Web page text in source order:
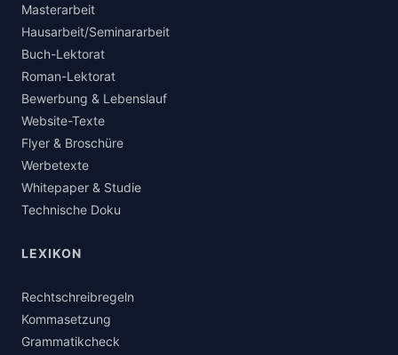
Masterarbeit
Hausarbeit/Seminararbeit
Buch-Lektorat
Roman-Lektorat
Bewerbung & Lebenslauf
Website-Texte
Flyer & Broschüre
Werbetexte
Whitepaper & Studie
Technische Doku
LEXIKON
Rechtschreibregeln
Kommasetzung
Grammatikcheck